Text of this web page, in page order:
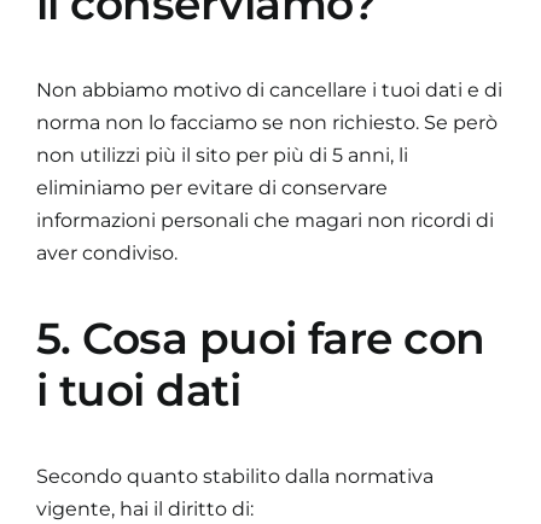
Non abbiamo motivo di cancellare i tuoi dati e di
norma non lo facciamo se non richiesto. Se però
non utilizzi più il sito per più di 5 anni, li
eliminiamo per evitare di conservare
informazioni personali che magari non ricordi di
aver condiviso.
5. Cosa puoi fare con
i tuoi dati
Secondo quanto stabilito dalla normativa
vigente, hai il diritto di: